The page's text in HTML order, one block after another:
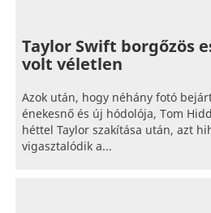
Taylor Swift borgőzös
volt véletlen
Azok után, hogy néhány fotó
énekesnő és új hódolója, Tom
héttel Taylor szakítása után, azt
vigasztalódik a...